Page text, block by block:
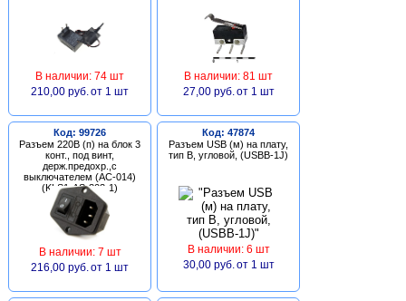
В наличии: 74 шт
210,00 руб. от 1 шт
В наличии: 81 шт
27,00 руб. от 1 шт
Код: 99726
Разъем 220В (п) на блок 3
конт., под винт,
держ.предохр.,с
выключателем (AC-014)
(KLS1-AS-303-1)
В наличии: 7 шт
216,00 руб. от 1 шт
Код: 47874
Разъем USB (м) на плату,
тип В, угловой, (USBB-1J)
В наличии: 6 шт
30,00 руб. от 1 шт